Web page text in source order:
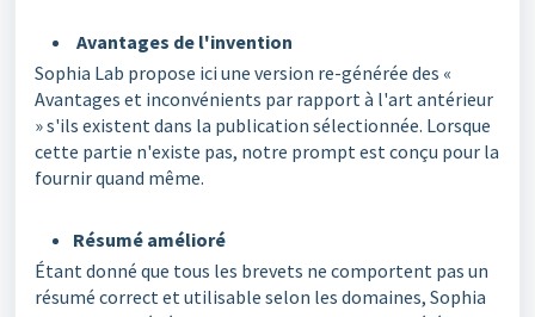
Avantages de l'invention
Sophia Lab propose ici une version re-générée des «
Avantages et inconvénients par rapport à l'art antérieur
» s'ils existent dans la publication sélectionnée. Lorsque
cette partie n'existe pas, notre prompt est conçu pour la
fournir quand même.
Résumé amélioré
Étant donné que tous les brevets ne comportent pas un
résumé correct et utilisable selon les domaines, Sophia